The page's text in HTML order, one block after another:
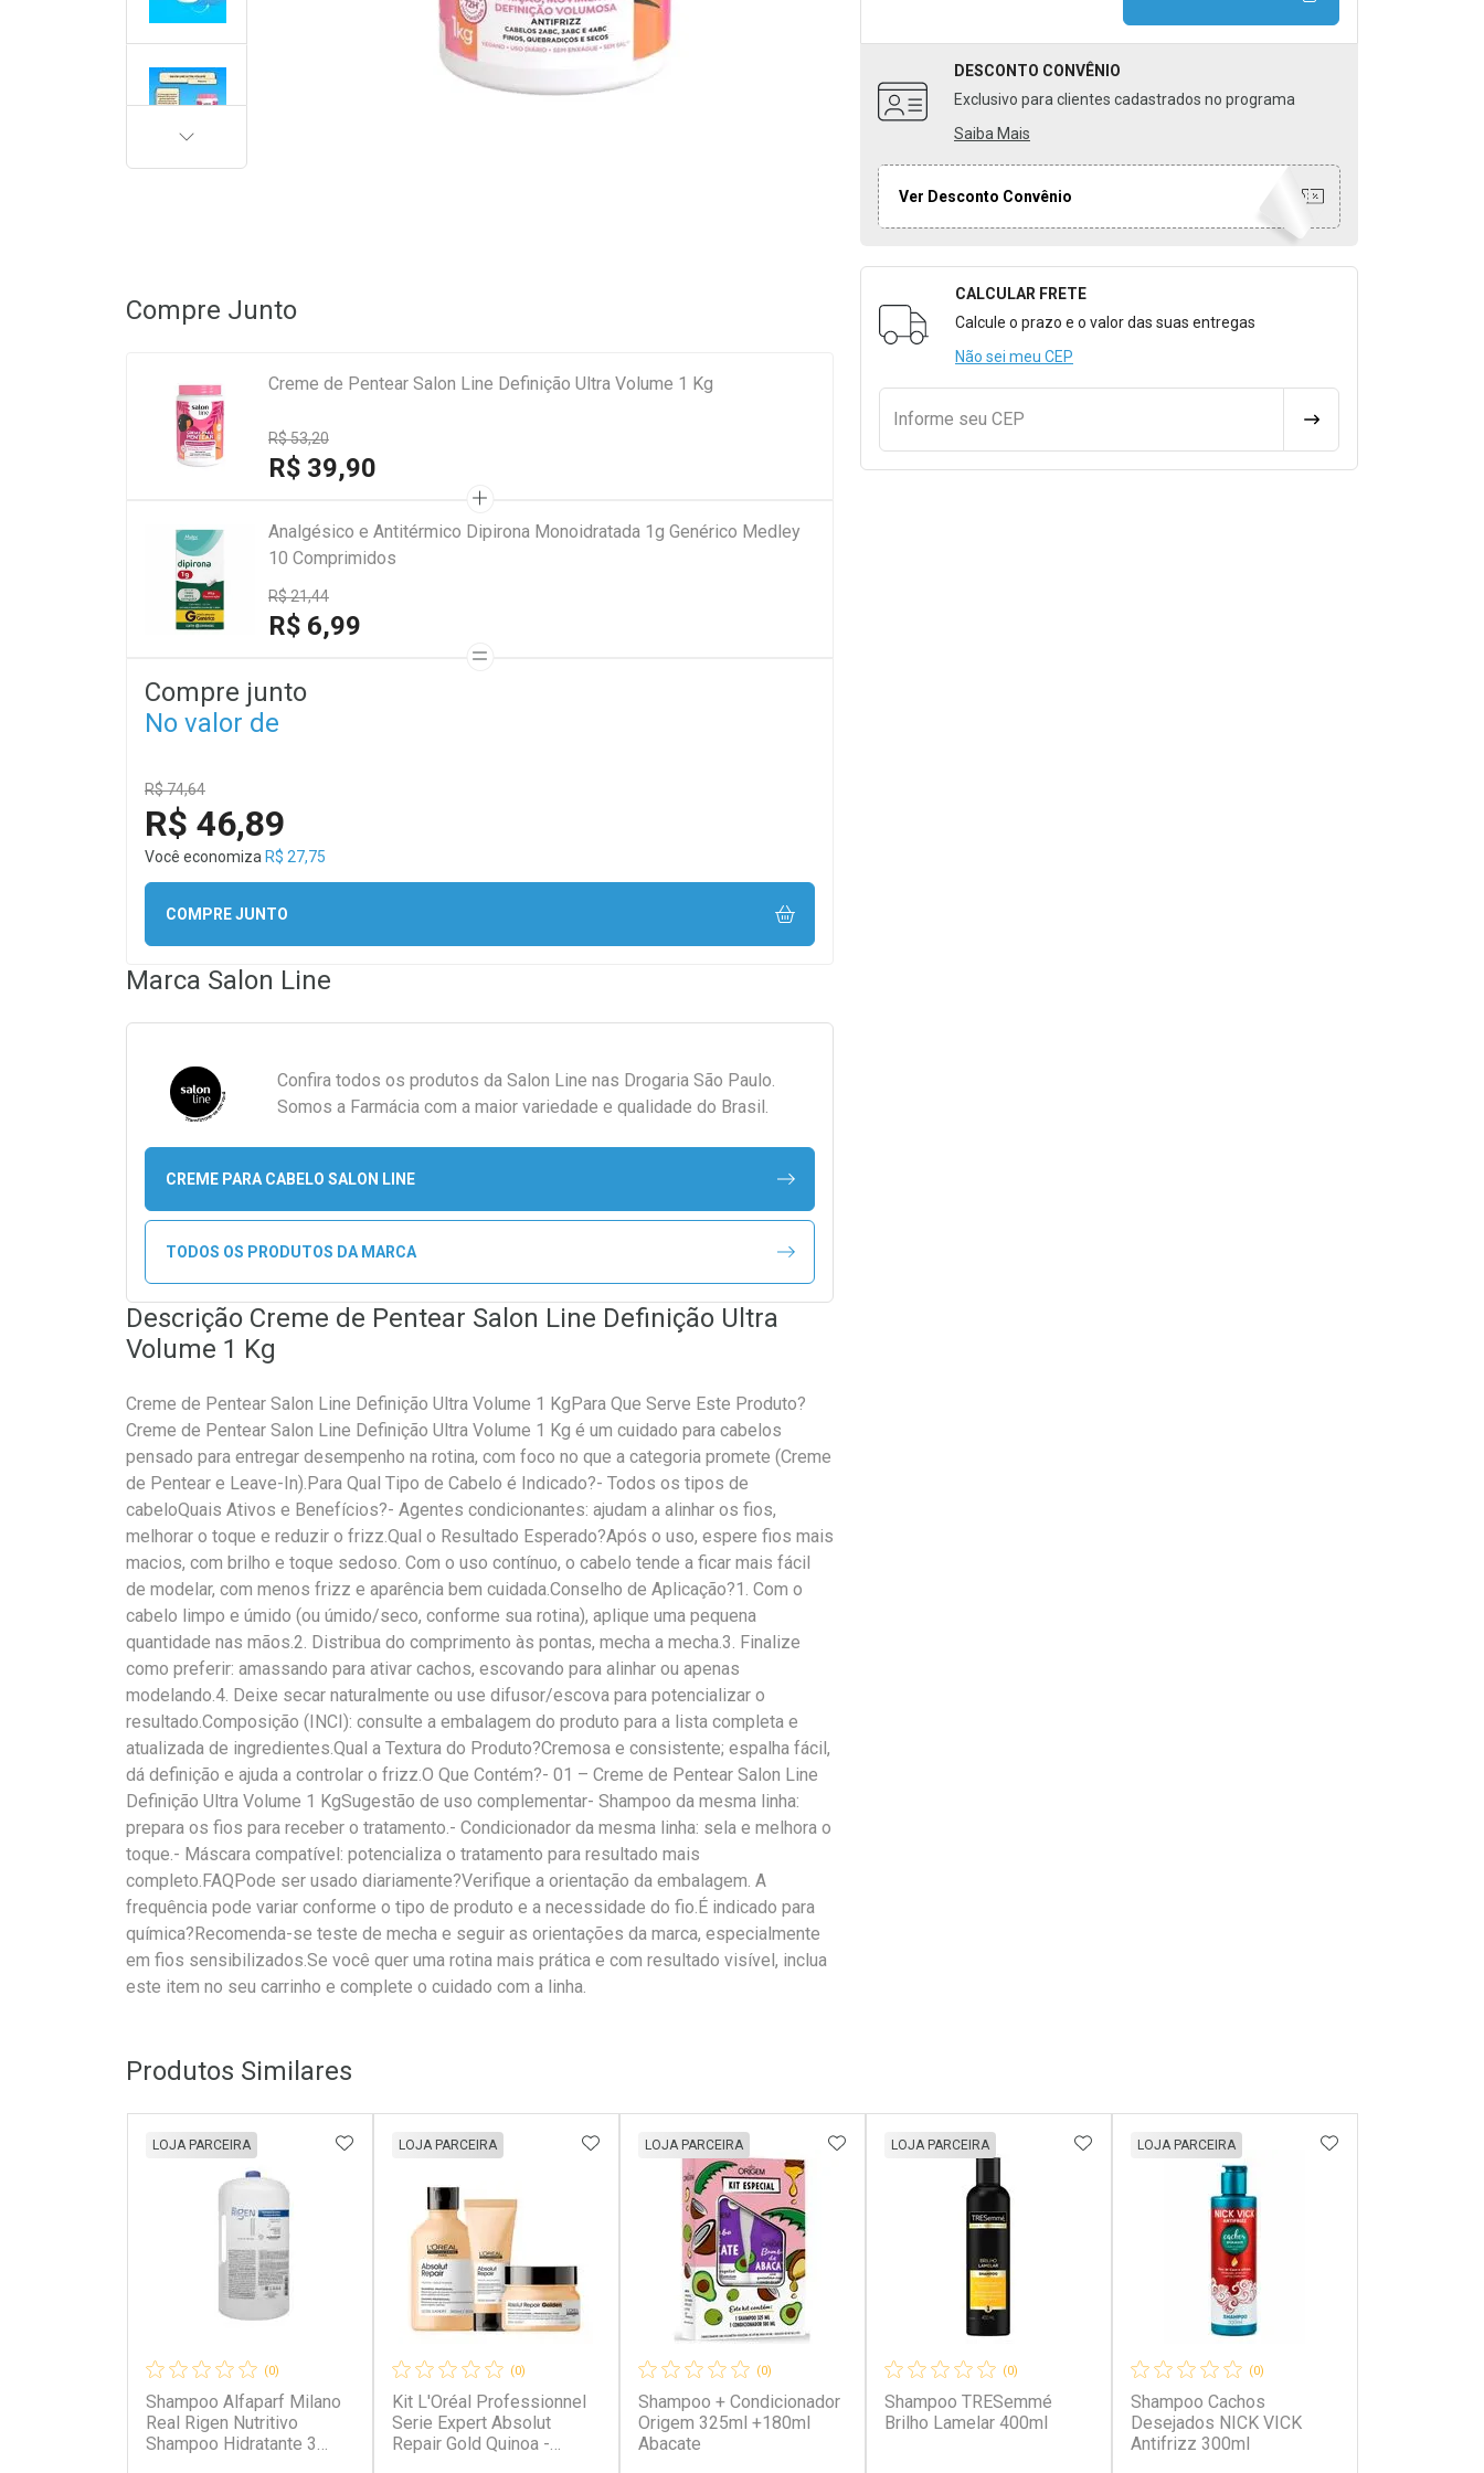
DESCONTO CONVÊNIO
Exclusivo para clientes cadastrados no programa
Saiba Mais
Ver Desconto Convênio
Formulário para Calcular o Frete
CALCULAR FRETE
Calcule o prazo e o valor das suas entregas
Não sei meu CEP
Informe seu CEP CALCULAR FRETE
PRÓXIMA
Compre Junto
Creme de Pentear Salon Line Definição Ultra Volume 1 Kg
R$ 53,20
R$ 39,90
Analgésico e Antitérmico Dipirona Monoidratada 1g Genérico Medley
10 Comprimidos
R$ 21,44
R$ 6,99
Compre junto
No valor de
R$ 74,64
R$ 46,89
Você economiza R$ 27,75
COMPRE JUNTO
Marca Salon Line
Confira todos os produtos da Salon Line nas Drogaria São Paulo.
Somos a Farmácia com a maior variedade e qualidade do Brasil.
CREME PARA CABELO SALON LINE
TODOS OS PRODUTOS DA MARCA
Descrição Creme de Pentear Salon Line Definição Ultra
Volume 1 Kg
Creme de Pentear Salon Line Definição Ultra Volume 1 KgPara Que Serve Este Produto?
Creme de Pentear Salon Line Definição Ultra Volume 1 Kg é um cuidado para cabelos
pensado para entregar desempenho na rotina, com foco no que a categoria promete (Creme
de Pentear e Leave-In).Para Qual Tipo de Cabelo é Indicado?- Todos os tipos de
cabeloQuais Ativos e Benefícios?- Agentes condicionantes: ajudam a alinhar os fios,
melhorar o toque e reduzir o frizz.Qual o Resultado Esperado?Após o uso, espere fios mais
macios, com brilho e toque sedoso. Com o uso contínuo, o cabelo tende a ficar mais fácil
de modelar, com menos frizz e aparência bem cuidada.Conselho de Aplicação?1. Com o
cabelo limpo e úmido (ou úmido/seco, conforme sua rotina), aplique uma pequena
quantidade nas mãos.2. Distribua do comprimento às pontas, mecha a mecha.3. Finalize
como preferir: amassando para ativar cachos, escovando para alinhar ou apenas
modelando.4. Deixe secar naturalmente ou use difusor/escova para potencializar o
resultado.Composição (INCI): consulte a embalagem do produto para a lista completa e
atualizada de ingredientes.Qual a Textura do Produto?Cremosa e consistente; espalha fácil,
dá definição e ajuda a controlar o frizz.O Que Contém?- 01 – Creme de Pentear Salon Line
Definição Ultra Volume 1 KgSugestão de uso complementar- Shampoo da mesma linha:
prepara os fios para receber o tratamento.- Condicionador da mesma linha: sela e melhora o
toque.- Máscara compatível: potencializa o tratamento para resultado mais
completo.FAQPode ser usado diariamente?Verifique a orientação da embalagem. A
frequência pode variar conforme o tipo de produto e a necessidade do fio.É indicado para
química?Recomenda-se teste de mecha e seguir as orientações da marca, especialmente
em fios sensibilizados.Se você quer uma rotina mais prática e com resultado visível, inclua
este item no seu carrinho e complete o cuidado com a linha.
Produtos Similares
(0)
Shampoo Alfaparf Milano
Real Rigen Nutritivo
Shampoo Hidratante 3
LOJA PARCEIRA ADICIONAR AOS FAVORITOS
(0)
Kit L'Oréal Professionnel
Serie Expert Absolut
Repair Gold Quinoa -
LOJA PARCEIRA ADICIONAR AOS FAVORITOS
(0)
Shampoo + Condicionador
Origem 325ml +180ml
Abacate
LOJA PARCEIRA ADICIONAR AOS FAVORITOS
(0)
Shampoo TRESemmé
Brilho Lamelar 400ml
LOJA PARCEIRA ADICIONAR AOS FAVORITOS
(0)
Shampoo Cachos
Desejados NICK VICK
Antifrizz 300ml
LOJA PARCEIRA ADICIONAR AOS